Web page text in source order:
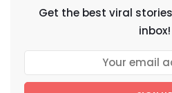
Get the best viral
inbox!